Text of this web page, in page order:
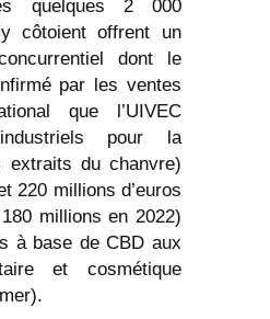
quelques 2 000
côtoient offrent un
dont le
par les ventes
que l’UIVEC
pour la
extraits du chanvre)
220 millions d’euros
millions en 2022)
à base de CBD aux
et cosmétique